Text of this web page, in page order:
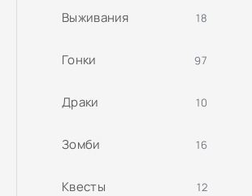
Выживания 18
Гонки 97
Драки 10
Зомби 16
Квесты 12